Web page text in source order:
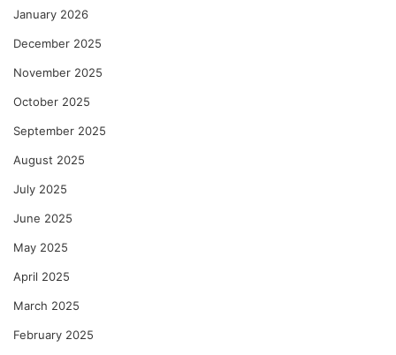
January 2026
December 2025
November 2025
October 2025
September 2025
August 2025
July 2025
June 2025
May 2025
April 2025
March 2025
February 2025